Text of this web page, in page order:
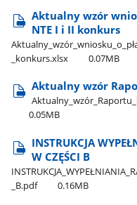
Aktualny wzór
NTE I i II konkurs
_konkurs.xlsx
0.07MB
Aktualny wzór
0.05MB
INSTRUKCJA
W CZĘŚCI B
_B.pdf
0.16MB